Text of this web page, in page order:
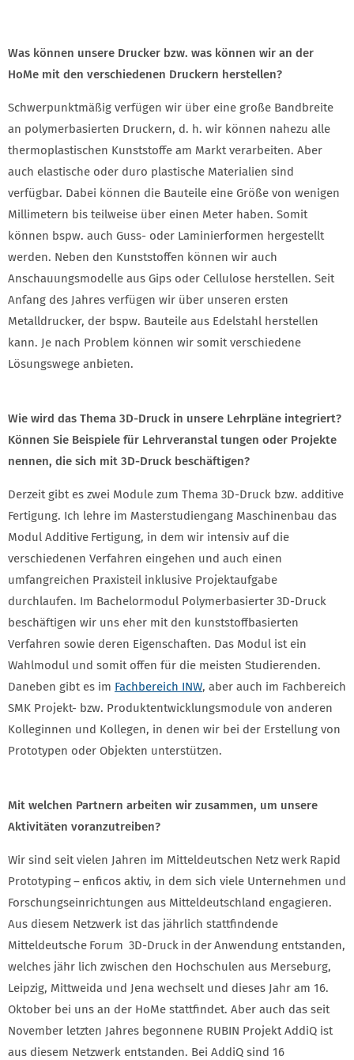
Was können unsere Drucker bzw. was können wir an der
HoMe mit den verschiedenen Druckern herstellen?
Schwerpunktmäßig verfügen wir über eine große Bandbreite
an polymerbasierten Druckern, d. h. wir können nahezu alle
thermoplastischen Kunststoffe am Markt verarbeiten. Aber
auch elastische oder duro plastische Materialien sind
verfügbar. Dabei können die Bauteile eine Größe von wenigen
Millimetern bis teilweise über einen Meter haben. Somit
können bspw. auch Guss- oder Laminierformen hergestellt
werden. Neben den Kunststoffen können wir auch
Anschauungsmodelle aus Gips oder Cellulose herstellen. Seit
Anfang des Jahres verfügen wir über unseren ersten
Metalldrucker, der bspw. Bauteile aus Edelstahl herstellen
kann. Je nach Problem können wir somit verschiedene
Lösungswege anbieten.
Wie wird das Thema 3D-Druck in unsere Lehrpläne integriert?
Können Sie Beispiele für Lehrveranstal tungen oder Projekte
nennen, die sich mit 3D-Druck beschäftigen?
Derzeit gibt es zwei Module zum Thema 3D-Druck bzw. additive
Fertigung. Ich lehre im Masterstudiengang Maschinenbau das
Modul Additive Fertigung, in dem wir intensiv auf die
verschiedenen Verfahren eingehen und auch einen
umfangreichen Praxisteil inklusive Projektaufgabe
durchlaufen. Im Bachelormodul Polymerbasierter 3D-Druck
beschäftigen wir uns eher mit den kunststoffbasierten
Verfahren sowie deren Eigenschaften. Das Modul ist ein
Wahlmodul und somit offen für die meisten Studierenden.
Daneben gibt es im Fachbereich INW, aber auch im Fachbereich
SMK Projekt- bzw. Produktentwicklungsmodule von anderen
Kolleginnen und Kollegen, in denen wir bei der Erstellung von
Prototypen oder Objekten unterstützen.
Mit welchen Partnern arbeiten wir zusammen, um unsere
Aktivitäten voranzutreiben?
Wir sind seit vielen Jahren im Mitteldeutschen Netz werk Rapid
Prototyping – enficos aktiv, in dem sich viele Unternehmen und
Forschungseinrichtungen aus Mitteldeutschland engagieren.
Aus diesem Netzwerk ist das jährlich stattfindende
Mitteldeutsche Forum 3D-Druck in der Anwendung entstanden,
welches jähr lich zwischen den Hochschulen aus Merseburg,
Leipzig, Mittweida und Jena wechselt und dieses Jahr am 16.
Oktober bei uns an der HoMe stattfindet. Aber auch das seit
November letzten Jahres begonnene RUBIN Projekt AddiQ ist
aus diesem Netzwerk entstanden. Bei AddiQ sind 16